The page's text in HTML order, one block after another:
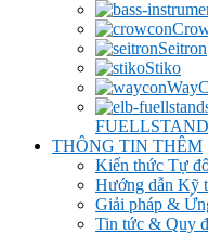
Seitron
Stiko
THÔNG TIN THÊM
Kiến thức Tự
Hướng dẫn Kỹ
Giải pháp &
Tin tức & Quy